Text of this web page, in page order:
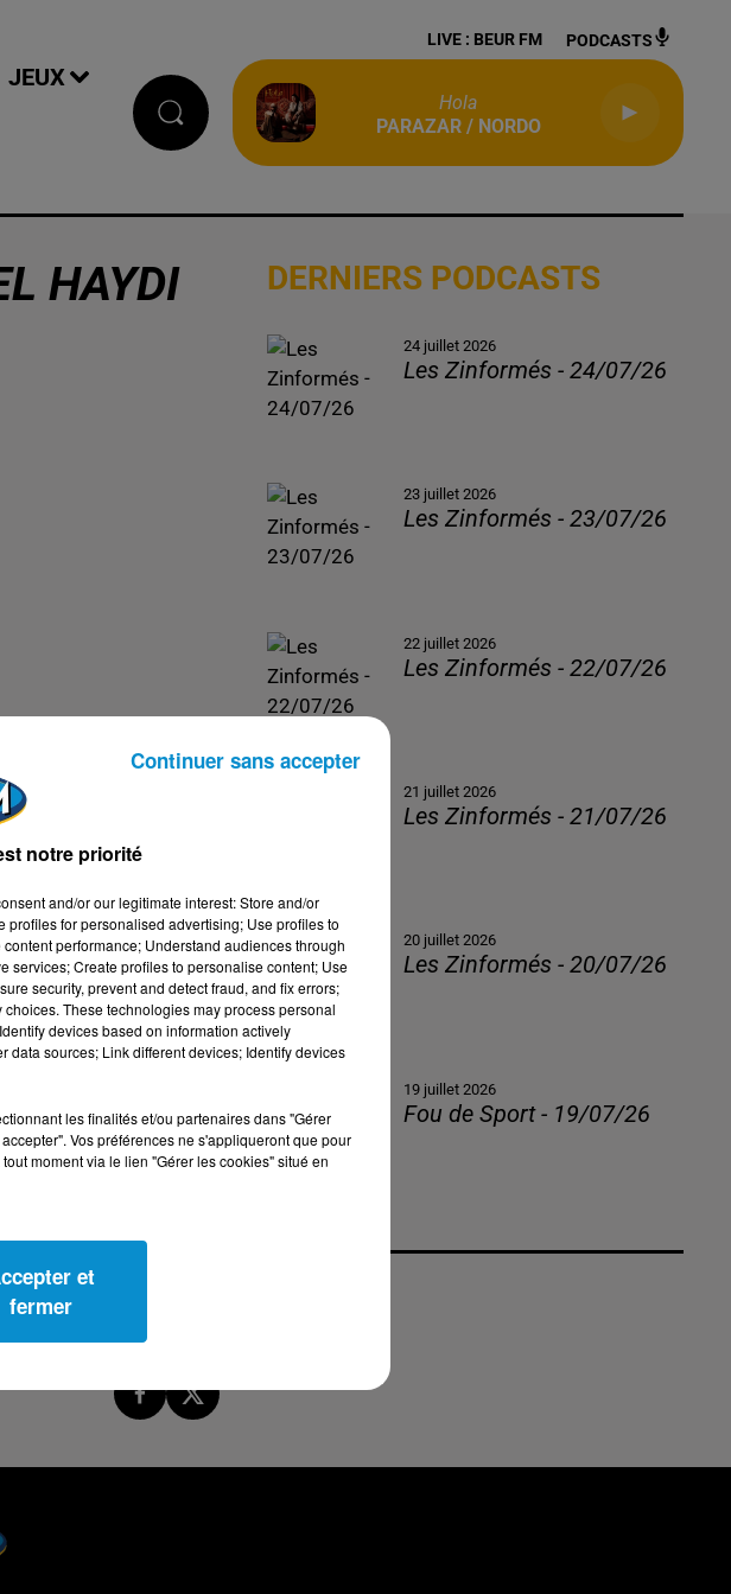
JEUX
LIVE : BEUR FM PODCASTS
Hola
PARAZAR / NORDO
HAYDI
DERNIERS PODCASTS
24 juillet 2026
Les Zinformés - 24/07/26
23 juillet 2026
Les Zinformés - 23/07/26
22 juillet 2026
Les Zinformés - 22/07/26
21 juillet 2026
Les Zinformés - 21/07/26
20 juillet 2026
Les Zinformés - 20/07/26
19 juillet 2026
Fou de Sport - 19/07/26
notre priorité
and/or our legitimate interest: Store and/or
for personalised advertising; Use profiles to
performance; Understand audiences through
services; Create profiles to personalise content; Use
security, prevent and detect fraud, and fix errors;
These technologies may process personal
devices based on information actively
sources; Link different devices; Identify devices
les finalités et/ou partenaires dans "Gérer
Vos préférences ne s'appliqueront que pour
moment via le lien "Gérer les cookies" situé en
et
fermer
Continuer sans accepter